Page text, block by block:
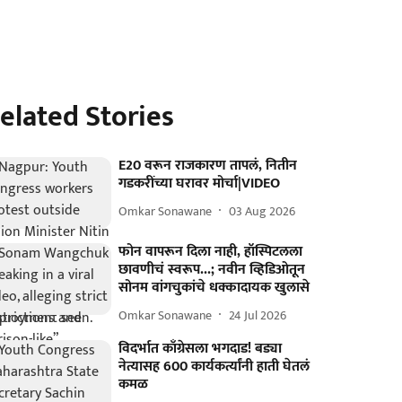
Stories
E20 वरून राजकारण तापलं, नितीन
गडकरींच्या घरावर मोर्चा|VIDEO
Omkar Sonawane 03 Aug 2026
फोन वापरून दिला नाही, हॉस्पिटलला
छावणीचं स्वरूप...; नवीन व्हिडिओतून
सोनम वांगचुकांचे धक्कादायक खुलासे
Omkar Sonawane 24 Jul 2026
विदर्भात काँग्रेसला भगदाड! बड्या
नेत्यासह 600 कार्यकर्त्यांनी हाती घेतलं
कमळ